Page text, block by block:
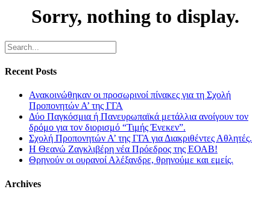
Sorry, nothing to display.
Recent Posts
Ανακοινώθηκαν οι προσωρινοί πίνακες για τη Σχολή
Προπονητών Α’ της ΓΓΑ
Δύο Παγκόσμια ή Πανευρωπαϊκά μετάλλια ανοίγουν τον
δρόμο για τον διορισμό “Τιμής Ένεκεν”.
Σχολή Προπονητών Α’ της ΓΓΑ για Διακριθέντες Αθλητές.
Η Θεανώ Ζαγκλιβέρη νέα Πρόεδρος της ΕΟΑΒ!
Θρηνούν οι ουρανοί Αλέξανδρε, θρηνούμε και εμείς.
Archives